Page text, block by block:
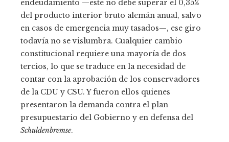
endeudamiento —este no debe superar el 0,35%
del producto interior bruto alemán anual, salvo
en casos de emergencia muy tasados—, ese giro
todavía no se vislumbra. Cualquier cambio
constitucional requiere una mayoría de dos
tercios, lo que se traduce en la necesidad de
contar con la aprobación de los conservadores
de la CDU y CSU. Y fueron ellos quienes
presentaron la demanda contra el plan
presupuestario del Gobierno y en defensa del
Schuldenbremse.